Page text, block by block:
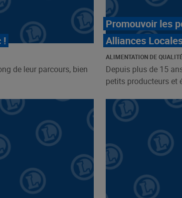
!
de leur parcours, bien
Promouvoir les
Alliances
ALIMENTATION DE
Depuis plus de 15
petits producteurs et